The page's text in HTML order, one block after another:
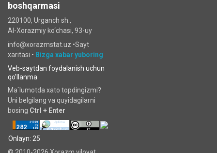
boshqarmasi
220100, Urganch sh.,
Al-Xorazmiy ko‘chаsi, 93-uy
info@xorazmstat.uz •Sayt
xaritasi • Bizga xabar yuboring
Veb-saytdan foydalanish uchun
qo'llanma
Ma`lumotda xato topdingizmi?
Uni belgilang va quyidagilarni
bosing Ctrl + Enter
Onlayn: 25